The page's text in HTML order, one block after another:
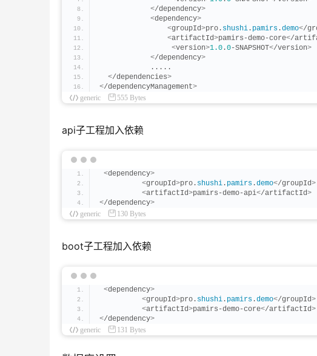
</dependency>
<dependency>
<groupId>pro. shushi . pamirs .demo</
<artifactId>pamirs-demo-core</
<version>1.0 .0-SNAPSHOT</version>
</dependency>
            .....
</dependencies>
</dependencyManagement>
generic
555 Bytes
api子工程加入依赖
<dependency>
<groupId>pro. shushi . pamirs .demo</groupId>
<artifactId>pamirs-demo-api</artifactId>
</dependency>
generic
130 Bytes
boot子工程加入依赖
<dependency>
<groupId>pro. shushi . pamirs .demo</groupId>
<artifactId>pamirs-demo-core</artifactId>
</dependency>
generic
131 Bytes